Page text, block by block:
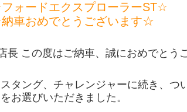
ォードエクスプローラーST☆
車おめでとうございます☆
長 この度はご納車、誠におめでとう
タング、チャレンジャーに続き、つ
お選びいただきました。